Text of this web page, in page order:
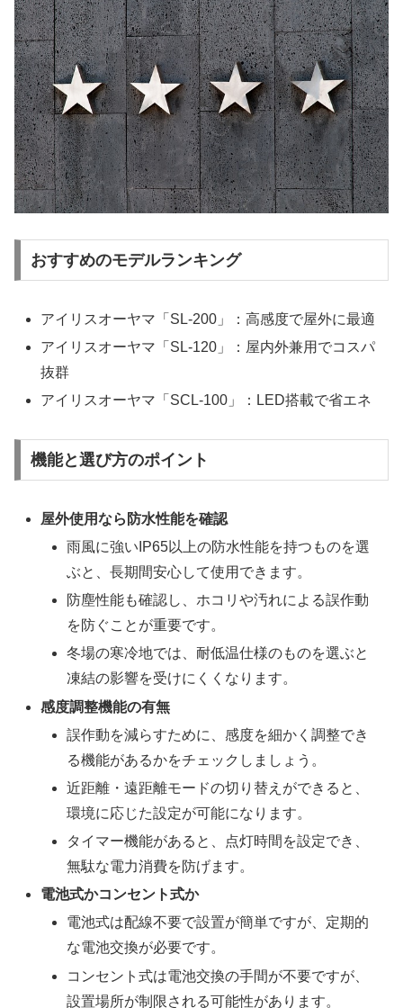
おすすめのモデルランキング
アイリスオーヤマ「SL-200」：高感度で屋外に最適
アイリスオーヤマ「SL-120」：屋内外兼用でコスパ
抜群
アイリスオーヤマ「SCL-100」：LED搭載で省エネ
機能と選び方のポイント
屋外使用なら防水性能を確認
雨風に強いIP65以上の防水性能を持つものを選
ぶと、長期間安心して使用できます。
防塵性能も確認し、ホコリや汚れによる誤作動
を防ぐことが重要です。
冬場の寒冷地では、耐低温仕様のものを選ぶと
凍結の影響を受けにくくなります。
感度調整機能の有無
誤作動を減らすために、感度を細かく調整でき
る機能があるかをチェックしましょう。
近距離・遠距離モードの切り替えができると、
環境に応じた設定が可能になります。
タイマー機能があると、点灯時間を設定でき、
無駄な電力消費を防げます。
電池式かコンセント式か
電池式は配線不要で設置が簡単ですが、定期的
な電池交換が必要です。
コンセント式は電池交換の手間が不要ですが、
設置場所が制限される可能性があります。